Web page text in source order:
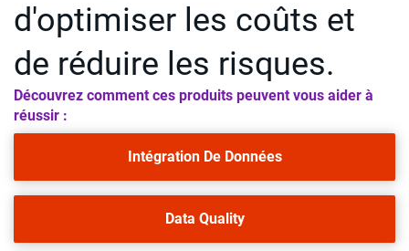
d'optimiser les coûts et
de réduire les risques.
Découvrez comment ces produits peuvent vous aider à
réussir :
Intégration De Données
Data Quality